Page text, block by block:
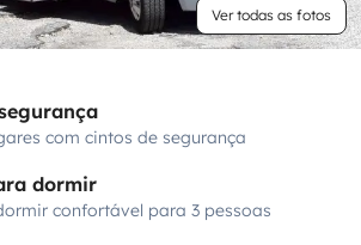
Ver todas as fotos
com cintos de segurança
dormir
confortável para 3 pessoas